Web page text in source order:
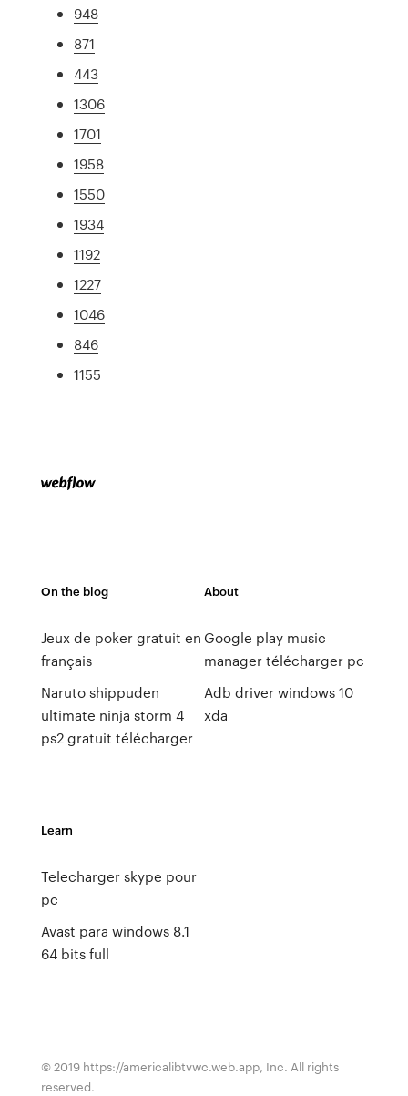
948
871
443
1306
1701
1958
1550
1934
1192
1227
1046
846
1155
On the blog
Jeux de poker gratuit en
français
Naruto shippuden
ultimate ninja storm 4
ps2 gratuit télécharger
About
Google play music
manager télécharger pc
Adb driver windows 10
xda
Learn
Telecharger skype pour
pc
Avast para windows 8.1
64 bits full
© 2019 https://americalibtvwc.web.app, Inc. All rights
reserved.